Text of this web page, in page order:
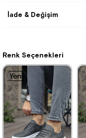
İade & Değişim
Renk Seçenekleri
Yeni
Ürün
Yeni
Ürün
Yeni
Ürün